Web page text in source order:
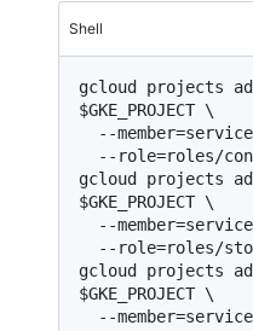
Shell
gcloud projects
$GKE_PROJECT \
gcloud projects
$GKE_PROJECT \
gcloud projects
$GKE_PROJECT \